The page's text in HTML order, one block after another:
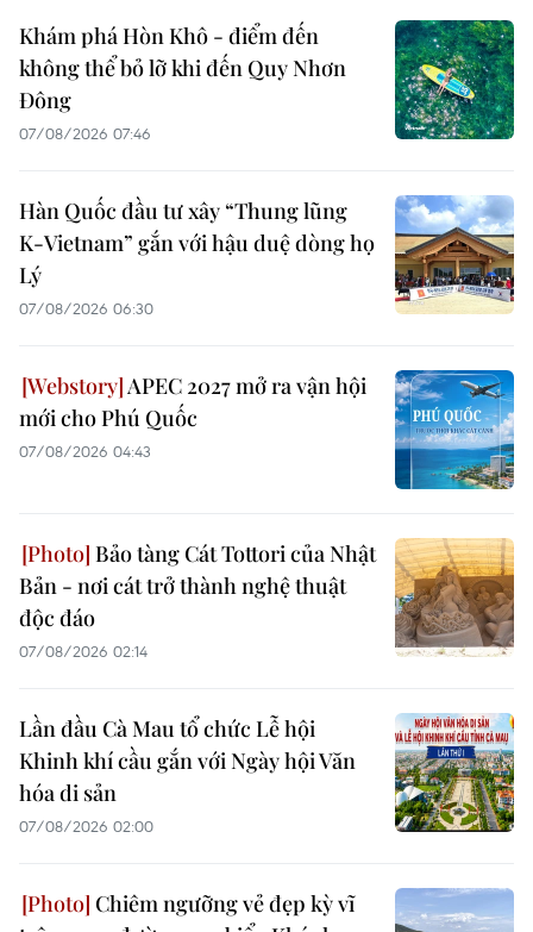
Khám phá Hòn Khô - điểm đến
không thể bỏ lỡ khi đến Quy Nhơn
Đông
07/08/2026 07:46
Hàn Quốc đầu tư xây “Thung lũng
K-Vietnam” gắn với hậu duệ dòng họ
Lý
07/08/2026 06:30
APEC 2027 mở ra vận hội
mới cho Phú Quốc
07/08/2026 04:43
Bảo tàng Cát Tottori của Nhật
Bản - nơi cát trở thành nghệ thuật
độc đáo
07/08/2026 02:14
Lần đầu Cà Mau tổ chức Lễ hội
Khinh khí cầu gắn với Ngày hội Văn
hóa di sản
07/08/2026 02:00
Chiêm ngưỡng vẻ đẹp kỳ vĩ